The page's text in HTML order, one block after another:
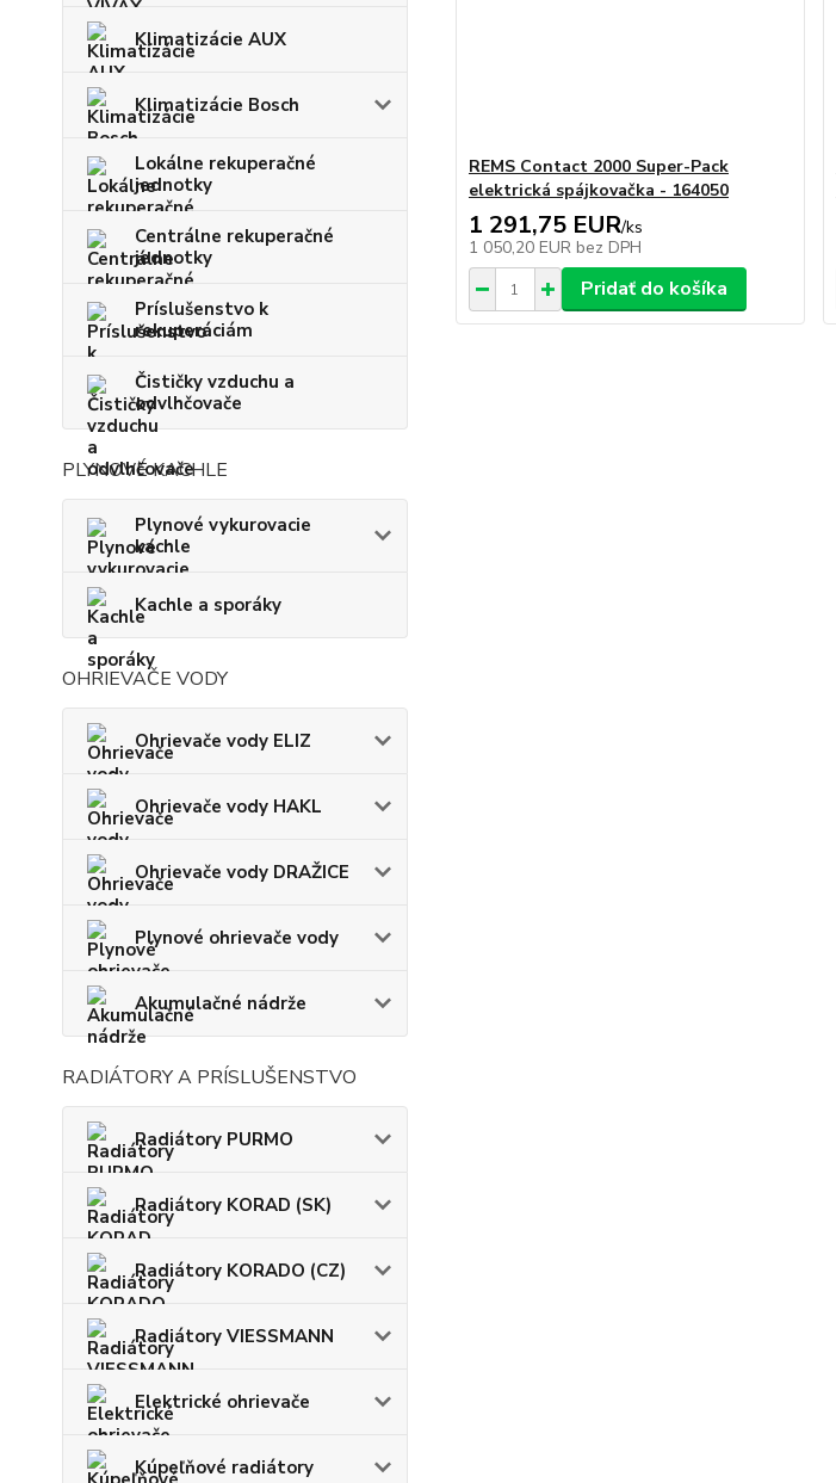
Klimatizácie AUX
Klimatizácie Bosch
Lokálne rekuperačné
jednotky
Centrálne rekuperačné
jednotky
Príslušenstvo k
rekuperáciám
Čističky vzduchu a
odvlhčovače
PLYNOVÉ KACHLE
Plynové vykurovacie
kachle
Kachle a sporáky
OHRIEVAČE VODY
Ohrievače vody ELIZ
Ohrievače vody HAKL
Ohrievače vody DRAŽICE
Plynové ohrievače vody
Akumulačné nádrže
RADIÁTORY A PRÍSLUŠENSTVO
Radiátory PURMO
Radiátory KORAD (SK)
Radiátory KORADO (CZ)
Radiátory VIESSMANN
Elektrické ohrievače
Kúpeľňové radiátory
REMS Contact 2000 Super-Pack
elektrická spájkovačka - 164050
1 291,75 EUR/ks
1 050,20 EUR bez DPH
Pridať do košíka